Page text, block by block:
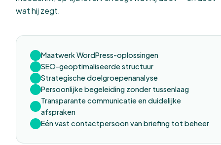
wat hij zegt.
Maatwerk WordPress-oplossingen
SEO-geoptimaliseerde structuur
Strategische doelgroepenanalyse
Persoonlijke begeleiding zonder tussenlaag
Transparante communicatie en duidelijke
afspraken
Eén vast contactpersoon van briefing tot beheer